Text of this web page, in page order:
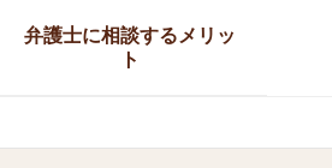
弁護士に相談するメリッ
ト